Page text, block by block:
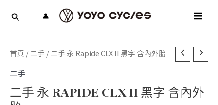
首頁 / 二手 / 二手 永 Rapide CLX II 黑字 含內外胎
二手
二手 永 RAPIDE CLX II 黑字 含內外